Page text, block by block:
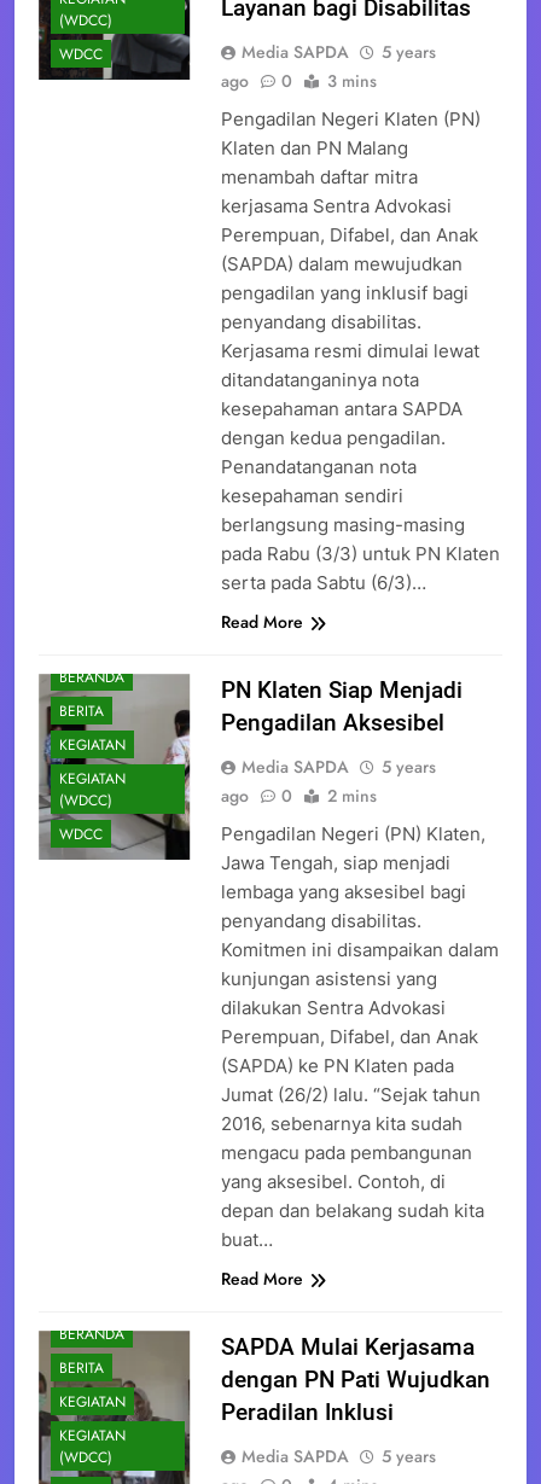
(WDCC)
WDCC
Layanan bagi Disabilitas
Media SAPDA
5 years
ago
0 3 mins
Pengadilan Negeri Klaten (PN)
Klaten dan PN Malang
menambah daftar mitra
kerjasama Sentra Advokasi
Perempuan, Difabel, dan Anak
(SAPDA) dalam mewujudkan
pengadilan yang inklusif bagi
penyandang disabilitas.
Kerjasama resmi dimulai lewat
ditandatanganinya nota
kesepahaman antara SAPDA
dengan kedua pengadilan.
Penandatanganan nota
kesepahaman sendiri
berlangsung masing-masing
pada Rabu (3/3) untuk PN Klaten
serta pada Sabtu (6/3)…
Read More
BERANDA
BERITA
KEGIATAN
KEGIATAN
(WDCC)
WDCC
PN Klaten Siap Menjadi
Pengadilan Aksesibel
Media SAPDA
5 years
ago
0 2 mins
Pengadilan Negeri (PN) Klaten,
Jawa Tengah, siap menjadi
lembaga yang aksesibel bagi
penyandang disabilitas.
Komitmen ini disampaikan dalam
kunjungan asistensi yang
dilakukan Sentra Advokasi
Perempuan, Difabel, dan Anak
(SAPDA) ke PN Klaten pada
Jumat (26/2) lalu. “Sejak tahun
2016, sebenarnya kita sudah
mengacu pada pembangunan
yang aksesibel. Contoh, di
depan dan belakang sudah kita
buat…
Read More
BERANDA
BERITA
KEGIATAN
KEGIATAN
(WDCC)
SAPDA Mulai Kerjasama
dengan PN Pati Wujudkan
Peradilan Inklusi
Media SAPDA
5 years